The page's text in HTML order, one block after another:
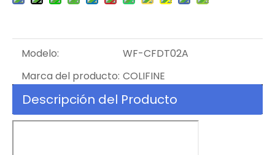
Modelo:
WF-CFDT02A
Marca del producto: COLIFINE
Descripción del Producto